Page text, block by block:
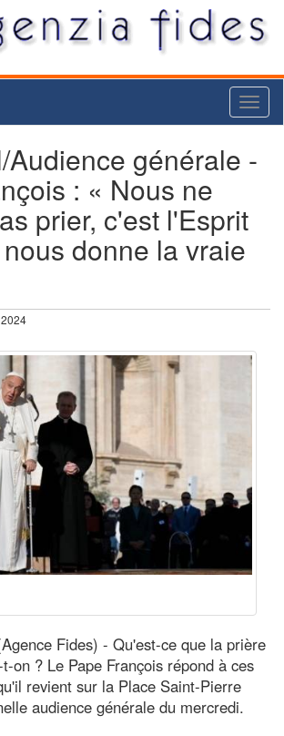
Audience générale -
: « Nous ne
prier, c'est l'Esprit
donne la vraie
Fides) - Qu'est-ce que la prière
on ? Le Pape François répond à ces
revient sur la Place Saint-Pierre
audience générale du mercredi.